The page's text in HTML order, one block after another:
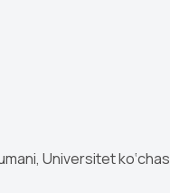
Universitet